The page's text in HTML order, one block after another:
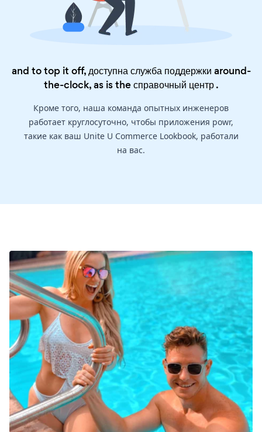
and to top it off, доступна служба поддержки around-
the-clock, as is theсправочный центр.
Кроме того, наша команда опытных инженеров
работает круглосуточно, чтобы приложения powr,
такие как ваш Unite U Commerce Lookbook, работали
на вас.